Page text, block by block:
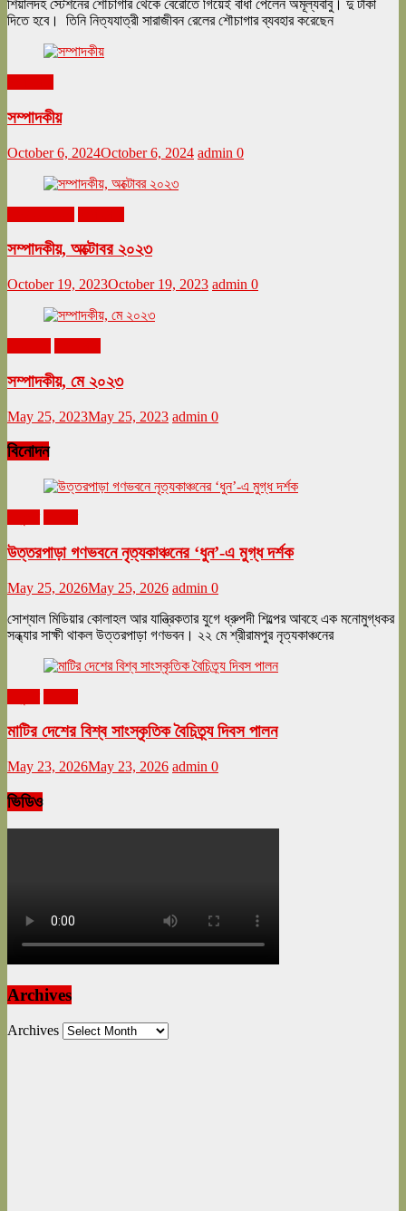
শিয়ালদহ স্টেশনের শৌচাগার থেকে বেরোতে গিয়েই বাধা পেলেন অমূল্যবাবু। দু টাকা
দিতে হবে। তিনি নিত্যযাত্রী সারাজীবন রেলের শৌচাগার ব্যবহার করেছেন
সম্পাদকীয়
October 6, 2024October 6, 2024 admin 0
সম্পাদকীয়, অক্টোবর ২০২৩
October 19, 2023October 19, 2023 admin 0
সম্পাদকীয়, মে ২০২৩
May 25, 2023May 25, 2023 admin 0
বিনোদন
উত্তরপাড়া গণভবনে নৃত্যকাঞ্চনের ‘ধুন’-এ মুগ্ধ দর্শক
May 25, 2026May 25, 2026 admin 0
সোশ্যাল মিডিয়ার কোলাহল আর যান্ত্রিকতার যুগে ধ্রুপদী শিল্পের আবহে এক মনোমুগ্ধকর
সন্ধ্যার সাক্ষী থাকল উত্তরপাড়া গণভবন। ২২ মে শ্রীরামপুর নৃত্যকাঞ্চনের
মাটির দেশের বিশ্ব সাংস্কৃতিক বৈচিত্র্য দিবস পালন
May 23, 2026May 23, 2026 admin 0
ভিডিও
Archives
Archives